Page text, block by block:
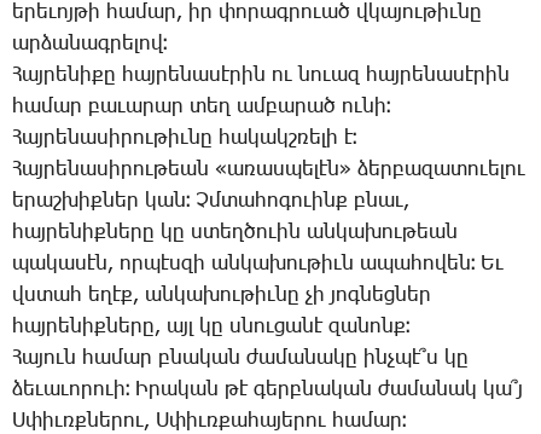
ե­րե­ւոյ­թի հա­մար, իր փո­րագ­րո­ւած վկա­յու­թիւ­նը
ար­ձա­նագ­րե­լով։
­Հայ­րե­նի­քը հայ­րե­նա­սէ­րին ու նո­ւազ հայ­րե­նա­սէ­րին
հա­մար բա­ւա­րար տեղ ամ­բա­րած ու­նի։
­Հայ­րե­նա­սի­րու­թիւ­նը հա­կակշ­ռե­լի է։
­Հայ­րե­նա­սի­րու­թեան «ա­ռաս­պե­լէն» ձեր­բա­զա­տո­ւե­լու
ե­րաշ­խիք­ներ կան։ Չմ­տա­հո­գո­ւինք բնաւ,
հայ­րե­նիք­նե­րը կը ստեղ­ծո­ւին ան­կա­խու­թեան
պա­կա­սէն, որ­պէս­զի ան­կա­խու­թիւն ա­պա­հո­վեն։ Եւ
վստահ ե­ղէք, ան­կա­խու­թիւ­նը չի յոգ­նեց­ներ
հայ­րե­նիք­նե­րը, այլ կը սնու­ցա­նէ զա­նոնք։
­Հա­յուն հա­մար բնա­կան ժա­մա­նա­կը ինչ­պէ՞ս կը
ձե­ւա­ւո­րո­ւի։ Ի­րա­կան թէ գերբ­նա­կան ժա­մա­նակ կա՞յ
Ս­փիւռք­նե­րու, Ս­փիւռ­քա­հա­յե­րու հա­մար։